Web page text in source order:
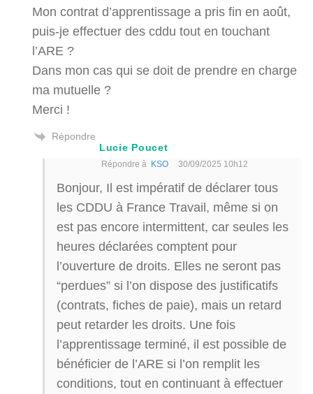
Mon contrat d’apprentissage a pris fin en août,
puis-je effectuer des cddu tout en touchant
l’ARE ?
Dans mon cas qui se doit de prendre en charge
ma mutuelle ?
Merci !
Répondre
Lucie Poucet
Répondre à KSO 30/09/2025 10h12
Bonjour, Il est impératif de déclarer tous
les CDDU à France Travail, même si on
est pas encore intermittent, car seules les
heures déclarées comptent pour
l’ouverture de droits. Elles ne seront pas
“perdues” si l’on dispose des justificatifs
(contrats, fiches de paie), mais un retard
peut retarder les droits. Une fois
l’apprentissage terminé, il est possible de
bénéficier de l’ARE si l’on remplit les
conditions, tout en continuant à effectuer